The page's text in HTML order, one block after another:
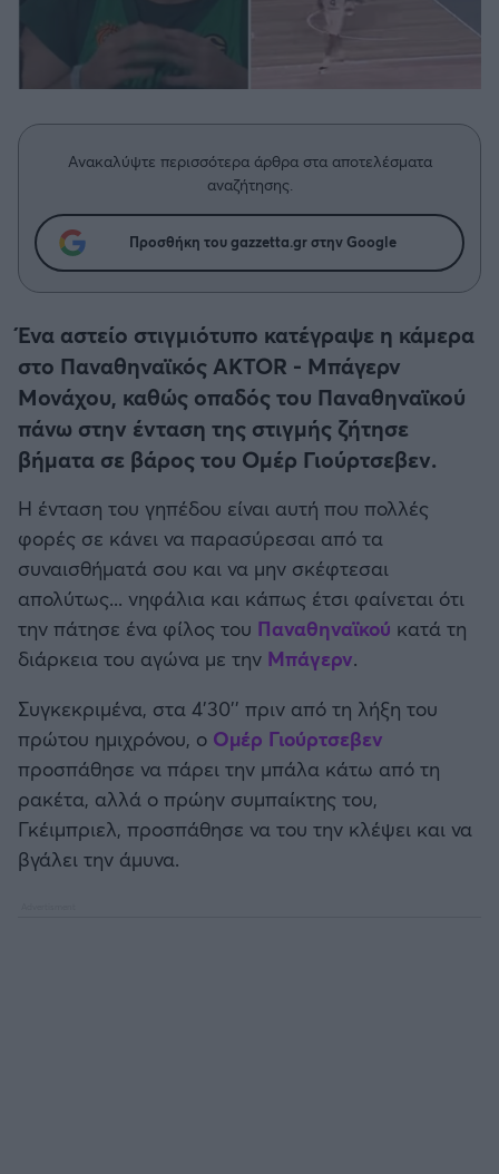
Δημήτρης Τσορμπατζόγλου
Άρης
Λεβαδειακός
ΟΦΗ
Βόλος
Ατρόμητος Αθηνών
Κηφισιά
Αστέρας Τρίπολης
Παναιτωλικός
Καλαμάτα
Ηρακλής
Μπαρτσελόνα
Ατλέτικο Μαδρίτης
Μάντσεστερ Γιουνάιτεντ
Μάντσεστερ Σίτι
Μεγάλη μου Αγάπη
Μια Ιστορία από την Πόλη
Ανακαλύψτε περισσότερα άρθρα στα αποτελέσματα
αναζήτησης.
Προσθήκη του gazzetta.gr στην Google
Ένα αστείο στιγμιότυπο κατέγραψε η κάμερα
στο Παναθηναϊκός ΑΚΤΟR - Μπάγερν
Μονάχου, καθώς οπαδός του Παναθηναϊκού
πάνω στην ένταση της στιγμής ζήτησε
βήματα σε βάρος του Ομέρ Γιούρτσεβεν.
Η ένταση του γηπέδου είναι αυτή που πολλές
φορές σε κάνει να παρασύρεσαι από τα
συναισθήματά σου και να μην σκέφτεσαι
απολύτως... νηφάλια και κάπως έτσι φαίνεται ότι
την πάτησε ένα φίλος του Παναθηναϊκού κατά τη
διάρκεια του αγώνα με την Μπάγερν.
Συγκεκριμένα, στα 4'30'' πριν από τη λήξη του
πρώτου ημιχρόνου, ο Ομέρ Γιούρτσεβεν
προσπάθησε να πάρει την μπάλα κάτω από τη
ρακέτα, αλλά ο πρώην συμπαίκτης του,
Γκέιμπριελ, προσπάθησε να του την κλέψει και να
βγάλει την άμυνα.